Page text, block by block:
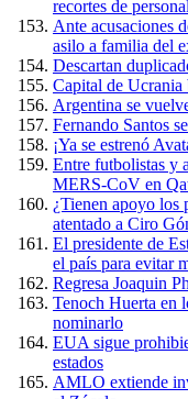
recortes de personal
Ante acusaciones
asilo a familia del
Descartan
Capital de Ucrania
Argentina se
Fernando Santos
¡Ya se estrenó
Entre futbolistas y
MERS-CoV en
¿Tienen apoyo los
atentado a Ciro
El presidente de
el país para evitar
Regresa Joaquin
Tenoch Huerta en
nominarlo
EUA sigue
estados
AMLO extiende